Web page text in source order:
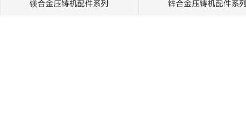
镁合金压铸机配件系列 锌合金压铸机配件系列